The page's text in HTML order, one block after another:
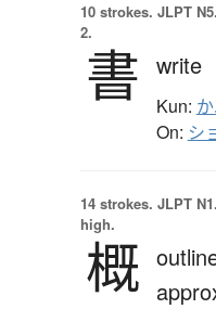
10 strokes. JLPT
2.
書 write
Kun:
On: シ
14 strokes. JLPT
high.
概